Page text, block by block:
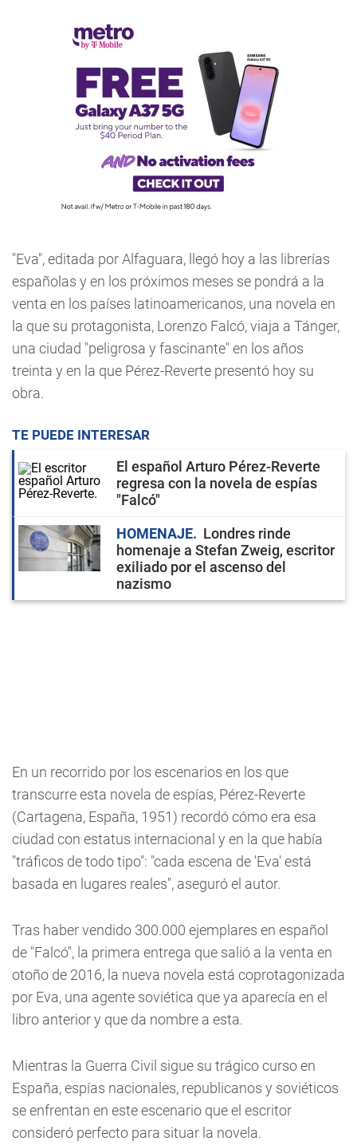
"Eva", editada por Alfaguara, llegó hoy a las librerías
españolas y en los próximos meses se pondrá a la
venta en los países latinoamericanos, una novela en
la que su protagonista, Lorenzo Falcó, viaja a Tánger,
una ciudad "peligrosa y fascinante" en los años
treinta y en la que Pérez-Reverte presentó hoy su
obra.
TE PUEDE INTERESAR
El español Arturo Pérez-Reverte
regresa con la novela de espías
"Falcó"
HOMENAJE
Londres rinde
homenaje a Stefan Zweig, escritor
exiliado por el ascenso del
nazismo
En un recorrido por los escenarios en los que
transcurre esta novela de espías, Pérez-Reverte
(Cartagena, España, 1951) recordó cómo era esa
ciudad con estatus internacional y en la que había
"tráficos de todo tipo": "cada escena de 'Eva' está
basada en lugares reales", aseguró el autor.
Tras haber vendido 300.000 ejemplares en español
de "Falcó", la primera entrega que salió a la venta en
otoño de 2016, la nueva novela está coprotagonizada
por Eva, una agente soviética que ya aparecía en el
libro anterior y que da nombre a esta.
Mientras la Guerra Civil sigue su trágico curso en
España, espías nacionales, republicanos y soviéticos
se enfrentan en este escenario que el escritor
consideró perfecto para situar la novela.